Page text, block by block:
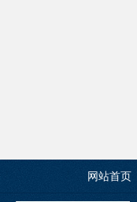
网站首页